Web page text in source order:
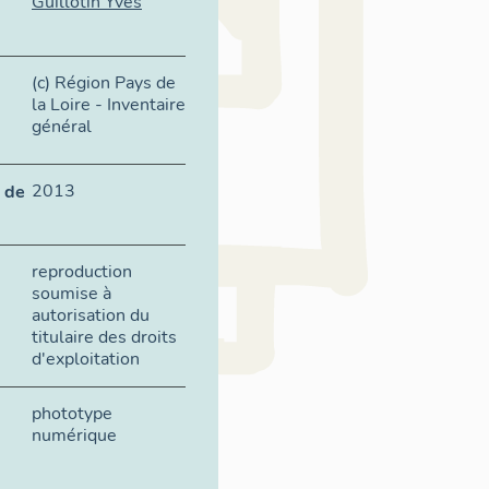
(c) Région Pays de
la Loire - Inventaire
général
2013
reproduction
soumise à
autorisation du
titulaire des droits
d'exploitation
phototype
numérique